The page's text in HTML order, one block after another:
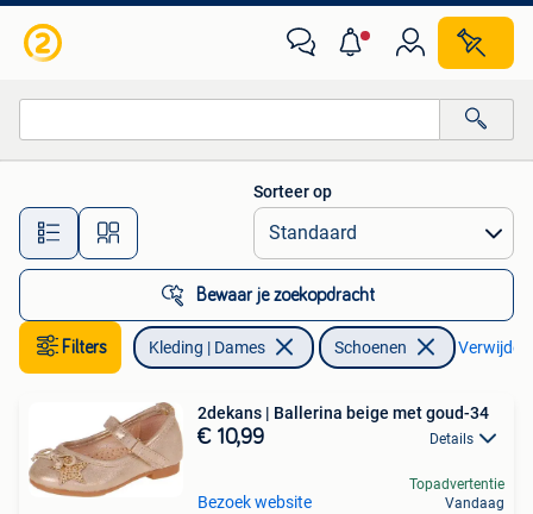
Alle afstanden…
Sorteer op
Bewaar je zoekopdracht
Filters Kleding | Dames Schoenen Verwijder
2dekans | Ballerina beige met goud-34
€ 10,99 Details
Bezoek website
Topadvertentie
Vandaag